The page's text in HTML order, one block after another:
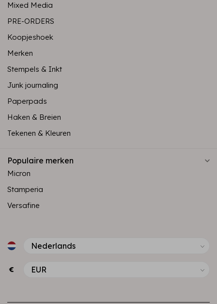
Mixed Media
PRE-ORDERS
Koopjeshoek
Merken
Stempels & Inkt
Junk journaling
Paperpads
Haken & Breien
Tekenen & Kleuren
Populaire merken
Micron
Stamperia
Versafine
€